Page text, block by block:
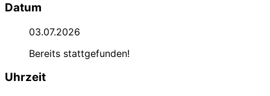
Datum
03.07.2026
Bereits stattgefunden!
Uhrzeit